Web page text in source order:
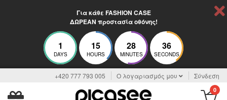
Για κάθε FASHION CASE
ΔΩΡΕΑΝ προστασία οθόνης!
1
DAYS
15
HOURS
28
MINUTES
36
SECONDS
+420 777 793 005 Ο λογαριασμός μου Σύνδεση
0